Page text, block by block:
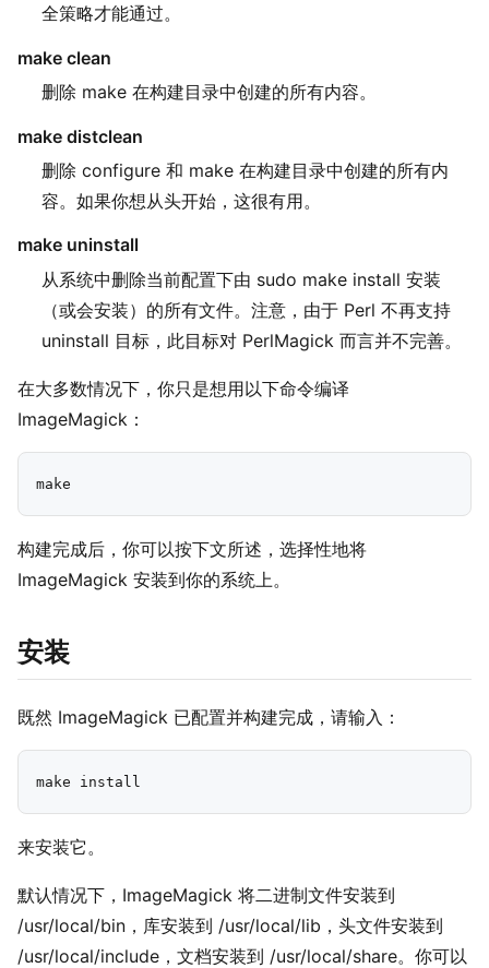
全策略才能通过。
make clean
删除 make 在构建目录中创建的所有内容。
make distclean
删除 configure 和 make 在构建目录中创建的所有内
容。如果你想从头开始，这很有用。
make uninstall
从系统中删除当前配置下由 sudo make install 安装
（或会安装）的所有文件。注意，由于 Perl 不再支持
uninstall 目标，此目标对 PerlMagick 而言并不完善。
在大多数情况下，你只是想用以下命令编译
ImageMagick：
构建完成后，你可以按下文所述，选择性地将
ImageMagick 安装到你的系统上。
安装
既然 ImageMagick 已配置并构建完成，请输入：
来安装它。
默认情况下，ImageMagick 将二进制文件安装到
/usr/local/bin，库安装到 /usr/local/lib，头文件安装到
/usr/local/include，文档安装到 /usr/local/share。你可以